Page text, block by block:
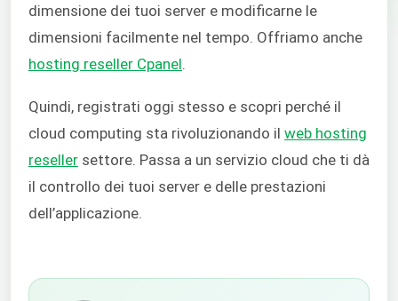
dimensione dei tuoi server e modificarne le
dimensioni facilmente nel tempo. Offriamo anche
hosting reseller Cpanel
Quindi, registrati oggi stesso e scopri perché il
cloud computing sta rivoluzionando il web hosting
reseller settore. Passa a un servizio cloud che ti dà
il controllo dei tuoi server e delle prestazioni
dell’applicazione.